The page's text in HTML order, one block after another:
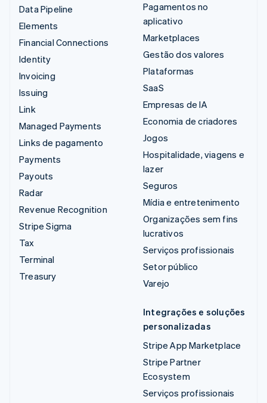
Data Pipeline
Elements
Financial Connections
Identity
Invoicing
Issuing
Link
Managed Payments
Links de pagamento
Payments
Payouts
Radar
Revenue Recognition
Stripe Sigma
Tax
Terminal
Treasury
Pagamentos no
aplicativo
Marketplaces
Gestão dos valores
Plataformas
SaaS
Empresas de IA
Economia de criadores
Jogos
Hospitalidade, viagens e
lazer
Seguros
Mídia e entretenimento
Organizações sem fins
lucrativos
Serviços profissionais
Setor público
Varejo
Integrações e soluções
personalizadas
Stripe App Marketplace
Stripe Partner
Ecosystem
Serviços profissionais